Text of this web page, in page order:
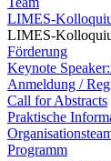
LIMES-
LIMES-
Förderung
Keynote
Anmeldung /
Call for Abstracts
Praktische
Programm